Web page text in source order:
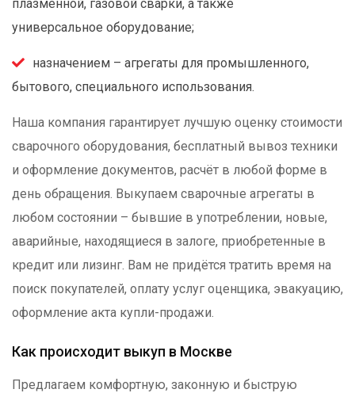
плазменной, газовой сварки, а также
универсальное оборудование;
назначением – агрегаты для промышленного,
бытового, специального использования.
Наша компания гарантирует лучшую оценку стоимости
сварочного оборудования, бесплатный вывоз техники
и оформление документов, расчёт в любой форме в
день обращения. Выкупаем сварочные агрегаты в
любом состоянии – бывшие в употреблении, новые,
аварийные, находящиеся в залоге, приобретенные в
кредит или лизинг. Вам не придётся тратить время на
поиск покупателей, оплату услуг оценщика, эвакуацию,
оформление акта купли-продажи.
Как происходит выкуп в Москве
Предлагаем комфортную, законную и быструю